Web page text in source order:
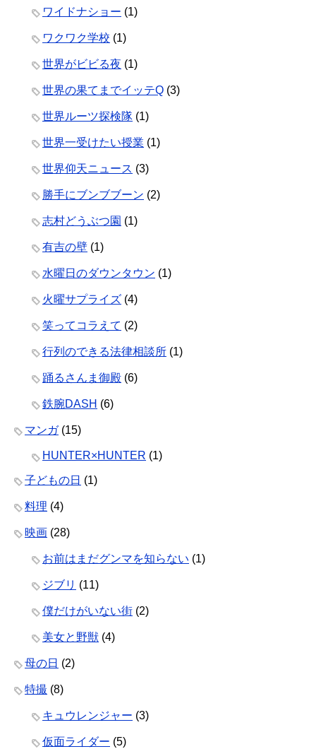
ワイドナショー (1)
ワクワク学校 (1)
世界がビビる夜 (1)
世界の果てまでイッテQ (3)
世界ルーツ探検隊 (1)
世界一受けたい授業 (1)
世界仰天ニュース (3)
勝手にブンブブーン (2)
志村どうぶつ園 (1)
有吉の壁 (1)
水曜日のダウンタウン (1)
火曜サプライズ (4)
笑ってコラえて (2)
行列のできる法律相談所 (1)
踊るさんま御殿 (6)
鉄腕DASH (6)
マンガ(15)
HUNTER×HUNTER (1)
子どもの日 (1)
料理 (4)
映画 (28)
お前はまだグンマを知らない (1)
ジブリ (11)
僕だけがいない街 (2)
美女と野獣 (4)
母の日 (2)
特撮 (8)
キュウレンジャー (3)
仮面ライダー (5)